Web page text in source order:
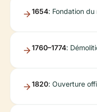
1654: Fondation du
1760–1774:
1820: Ouverture